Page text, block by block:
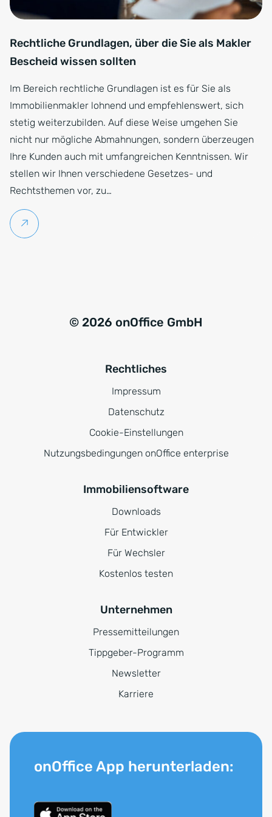
Rechtliche Grundlagen, über die Sie als Makler
Bescheid wissen sollten
Im Bereich rechtliche Grundlagen ist es für Sie als
Immobilienmakler lohnend und empfehlenswert, sich
stetig weiterzubilden. Auf diese Weise umgehen Sie
nicht nur mögliche Abmahnungen, sondern überzeugen
Ihre Kunden auch mit umfangreichen Kenntnissen. Wir
stellen wir Ihnen verschiedene Gesetzes- und
Rechtsthemen vor, zu…
Weiterlesen
© 2026 onOffice GmbH
Rechtliches
Impressum
Datenschutz
Cookie-Einstellungen
Nutzungsbedingungen onOffice enterprise
Immobiliensoftware
Downloads
Für Entwickler
Für Wechsler
Kostenlos testen
Unternehmen
Pressemitteilungen
Tippgeber-Programm
Newsletter
Karriere
onOffice App herunterladen: